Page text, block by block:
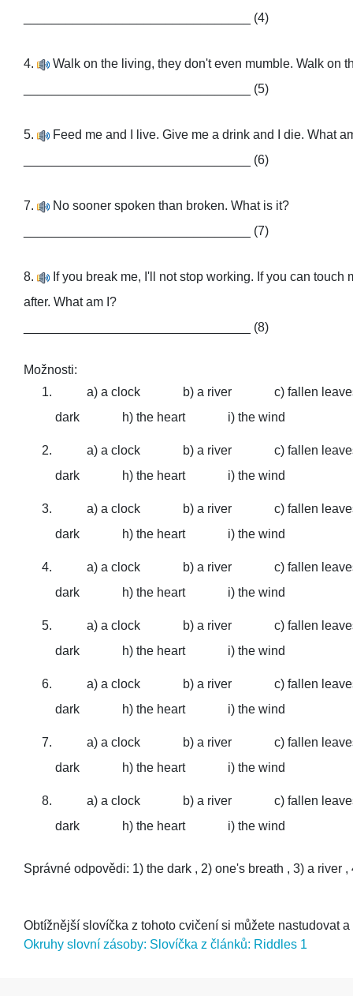
________________________________ (4)
4.
Walk on the living, they don't even mumble. Walk on
________________________________ (5)
5.
Feed me and I live. Give me a drink and I die. What
________________________________ (6)
7.
No sooner spoken than broken. What is it?
________________________________ (7)
8.
If you break me, I'll not stop working. If you can
after. What am I?
________________________________ (8)
Možnosti:
a) a clock
b) a river
c) fallen
dark
h) the heart i) the wind
a) a clock b) a river
c) fallen
dark
h) the heart i) the wind
a) a clock b) a river
c) fallen
dark
h) the heart i) the wind
a) a clock b) a river
c) fallen
dark
h) the heart i) the wind
a) a clock b) a river
c) fallen
dark
h) the heart i) the wind
a) a clock b) a river
c) fallen
dark
h) the heart i) the wind
a) a clock b) a river
c) fallen
dark
h) the heart i) the wind
a) a clock b) a river
c) fallen
dark
h) the heart i) the wind
Správné odpovědi: 1) the dark , 2) one's breath , 3) a river
Obtížnější slovíčka z tohoto cvičení si můžete nastudovat
Okruhy slovní zásoby: Slovíčka z článků: Riddles 1